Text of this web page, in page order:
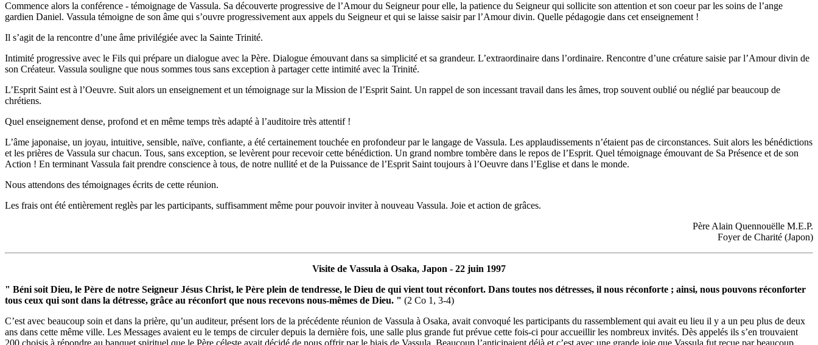
Commence alors la conférence - témoignage de Vassula. Sa découverte progressive de l’Amour du Seigneur pour elle, la patience du Seigneur qui sollicite son attention et son coeur par les soins de l’ange
gardien Daniel. Vassula témoigne de son âme qui s’ouvre progressivement aux appels du Seigneur et qui se laisse saisir par l’Amour divin. Quelle pédagogie dans cet enseignement !
Il s’agit de la rencontre d’une âme privilégiée avec la Sainte Trinité.
Intimité progressive avec le Fils qui prépare un dialogue avec la Père. Dialogue émouvant dans sa simplicité et sa grandeur. L’extraordinaire dans l’ordinaire. Rencontre d’une créature saisie par l’Amour divin de
son Créateur. Vassula souligne que nous sommes tous sans exception à partager cette intimité avec la Trinité.
L’Esprit Saint est à l’Oeuvre. Suit alors un enseignement et un témoignage sur la Mission de l’Esprit Saint. Un rappel de son incessant travail dans les âmes, trop souvent oublié ou néglié par beaucoup de
chrétiens.
Quel enseignement dense, profond et en même temps très adapté à l’auditoire très attentif !
L’âme japonaise, un joyau, intuitive, sensible, naïve, confiante, a été certainement touchée en profondeur par le langage de Vassula. Les applaudissements n’étaient pas de circonstances. Suit alors les bénédictions
et les prières de Vassula sur chacun. Tous, sans exception, se levèrent pour recevoir cette bénédiction. Un grand nombre tombère dans le repos de l’Esprit. Quel témoignage émouvant de Sa Présence et de son
Action ! En terminant Vassula fait prendre conscience à tous, de notre nullité et de la Puissance de l’Esprit Saint toujours à l’Oeuvre dans l’Eglise et dans le monde.
Nous attendons des témoignages écrits de cette réunion.
Les frais ont été entièrement reglès par les participants, suffisamment même pour pouvoir inviter à nouveau Vassula. Joie et action de grâces.
Père Alain Quennouëlle M.E.P.
Foyer de Charité (Japon)
Visite de Vassula à Osaka, Japon - 22 juin 1997
" Béni soit Dieu, le Père de notre Seigneur Jésus Christ, le Père plein de tendresse, le Dieu de qui vient tout réconfort. Dans toutes nos détresses, il nous réconforte ; ainsi, nous pouvons réconforter
tous ceux qui sont dans la détresse, grâce au réconfort que nous recevons nous-mêmes de Dieu. " (2 Co 1, 3-4)
C’est avec beaucoup soin et dans la prière, qu’un auditeur, présent lors de la précédente réunion de Vassula à Osaka, avait convoqué les participants du rassemblement qui avait eu lieu il y a un peu plus de deux
ans dans cette même ville. Les Messages avaient eu le temps de circuler depuis la dernière fois, une salle plus grande fut prévue cette fois-ci pour accueillir les nombreux invités. Dès appelés ils s’en trouvaient
200 choisis à répondre au banquet spirituel que le Père céleste avait décidé de nous offrir par le biais de Vassula. Beaucoup l’anticipaient déjà et c’est avec une grande joie que Vassula fut reçue par beaucoup